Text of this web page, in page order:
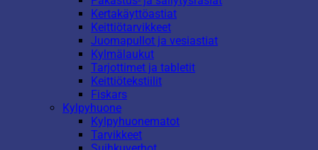
Kertakäyttöastiat
Keittiötarvikkeet
Juomapullot ja vesiastiat
Kylmälaukut
Tarjottimet ja tabletit
Keittiötekstiilit
Fiskars
Kylpyhuone
Kylpyhuonematot
Tarvikkeet